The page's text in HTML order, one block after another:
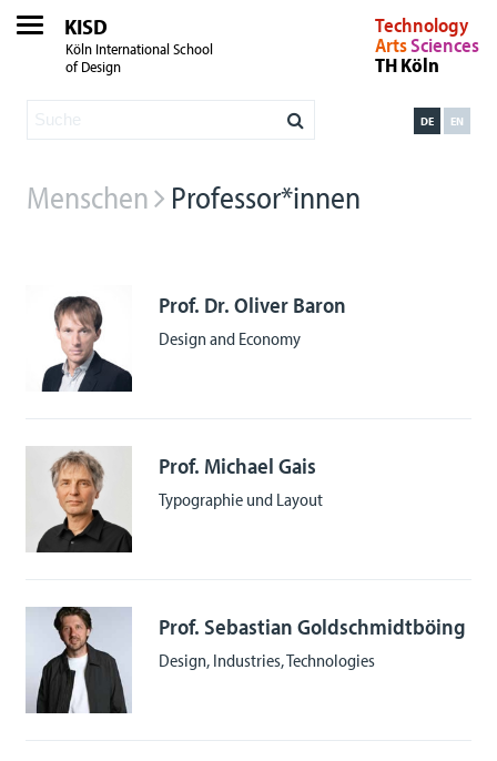
KISD
Köln International School
of Design
Technology
ArtsSciences
TH Köln
EN
DE
Menschen Professor*innen
Prof. Dr. Oliver Baron
Design and Economy
Prof. Michael Gais
Typographie und Layout
Prof. Sebastian Goldschmidtböing
Design, Industries, Technologies